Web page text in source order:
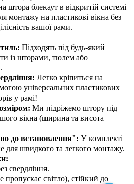
штора блекаут в відкритій системі
монтажу на пластикові вікна без
вашої рами.
Підходять під будь-який
із шторами, тюлем або
Легко кріпиться на
універсальних пластикових
у рамі!
Ми підріжемо штору під
вікна (ширина та висота
до встановлення": У комплекті
для швидкого та легкого монтажу.
свердління.
пропускає світло), стійкий до